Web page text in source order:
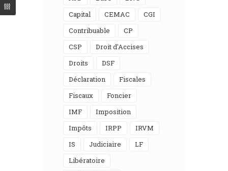
Capital
CEMAC
CGI
Contribuable
CP
CSP
Droit d'Accises
Droits
DSF
Déclaration
Fiscales
Fiscaux
Foncier
IMF
Imposition
Impôts
IRPP
IRVM
IS
Judiciaire
LF
Libératoire